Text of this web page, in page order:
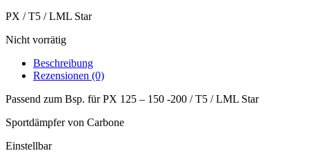
PX / T5 / LML Star
Nicht vorrätig
Beschreibung
Rezensionen (0)
Passend zum Bsp. für PX 125 – 150 -200 / T5 / LML Star
Sportdämpfer von Carbone
Einstellbar